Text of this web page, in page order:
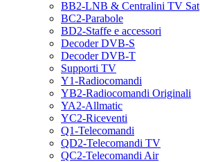
BB2-LNB & Centralini TV Sat
BC2-Parabole
BD2-Staffe e accessori
Decoder DVB-S
Decoder DVB-T
Supporti TV
Y1-Radiocomandi
YB2-Radiocomandi Originali
YA2-Allmatic
YC2-Riceventi
Q1-Telecomandi
QD2-Telecomandi TV
QC2-Telecomandi Air